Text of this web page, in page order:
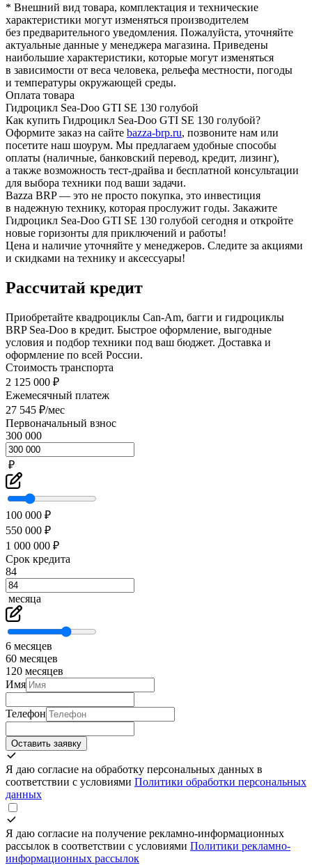
* Внешний вид товара, комплектация и технические
характеристики могут изменяться производителем
без предварительного уведомления. Пожалуйста, уточняйте
актуальные данные у менеджера магазина. Приведены
наибольшие характеристики, которые могут изменяться
в зависимости от веса человека, рельефа местности, погоды
и температуры окружающей среды.
Оплата товара
Гидроцикл Sea-Doo GTI SE 130 голубой
Как купить Гидроцикл Sea-Doo GTI SE 130 голубой?
Оформите заказ на сайте bazza-brp.ru, позвоните нам или
посетите наш шоурум. Мы предлагаем удобные способы
оплаты (наличные, банковский перевод, кредит, лизинг),
а также возможность тест-драйва и бесплатной консультации
для выбора техники под ваши задачи.
Bazza BRP — это не просто покупка, это инвестиция
в надежную технику, которая прослужит годы. Закажите
Гидроцикл Sea-Doo GTI SE 130 голубой сегодня и откройте
новые горизонты для приключений и работы!
Цена и наличие уточняйте у менеджеров. Следите за акциями
и скидками на технику и аксессуары!
Рассчитай кредит
Приобретайте квадроциклы Can-Am, багги и гидроциклы
BRP Sea-Doo в кредит. Быстрое оформление, выгодные
условия и подбор техники под ваш бюджет. Доставка и
оформление по всей России.
Стоимость транспорта
2 125 000 ₽
Ежемесячный платеж
27 545 ₽/мес
Первоначальный взнос
300 000
₽
100 000 ₽
550 000 ₽
1 000 000 ₽
Срок кредита
84
месяца
6 месяцев
60 месяцев
120 месяцев
Имя
Телефон
Оставить заявку
Я даю согласие на обработку персональных данных в
соответствии с условиями Политики обработки персональных
данных
Я даю согласие на получение рекламно-информационных
рассылок в соответствии с условиями Политики рекламно-
информационных рассылок